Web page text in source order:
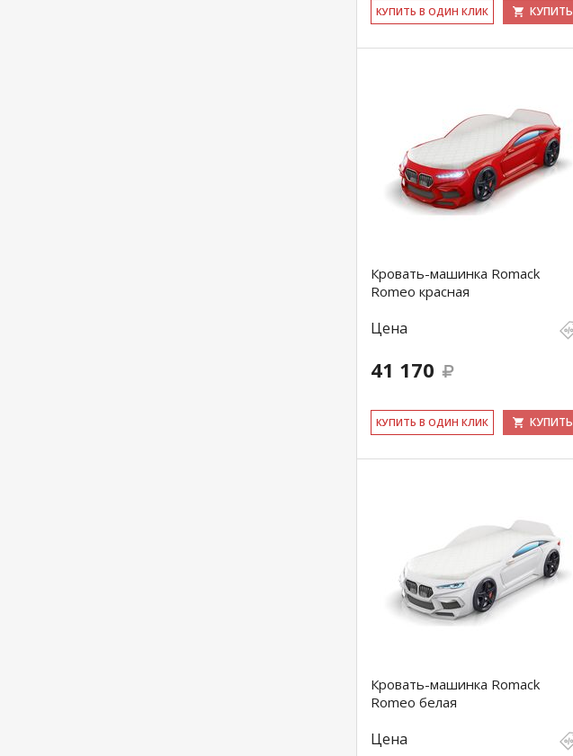
КУ­ПИТЬ В ОДИН КЛИК КУПИТЬ
Кровать-машинка Romack
Romeo красная
Цена
41 170
КУ­ПИТЬ В ОДИН КЛИК КУПИТЬ
Кровать-машинка Romack
Romeo белая
Цена